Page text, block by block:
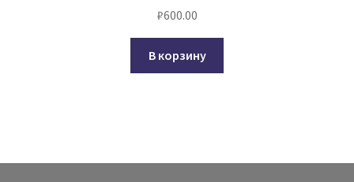
₽600.00
В корзину